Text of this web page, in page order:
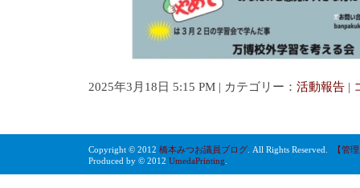
2025年3月18日 5:15 PM | カテゴリー： 活動報告 |
Copyright © 2012 橋本みつお議員ブログ . All Rights Reserved.
【管
Produced by © 2012 UmedaPrinting